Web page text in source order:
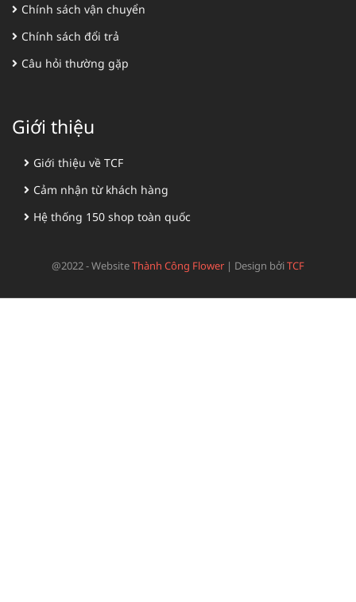
Chính sách vận chuyển
Chính sách đổi trả
Câu hỏi thường gặp
Giới thiệu
Giới thiệu về TCF
Cảm nhận từ khách hàng
Hệ thống 150 shop toàn quốc
@2022 - WebsiteThành Công Flower | Design bởiTCF